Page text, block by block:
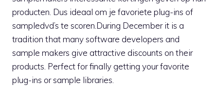
producten. Dus ideaal om je favoriete plug-ins of
sampledvd’s te scoren.During December it is a
tradition that many software developers and
sample makers give attractive discounts on their
products. Perfect for finally getting your favorite
plug-ins or sample libraries.